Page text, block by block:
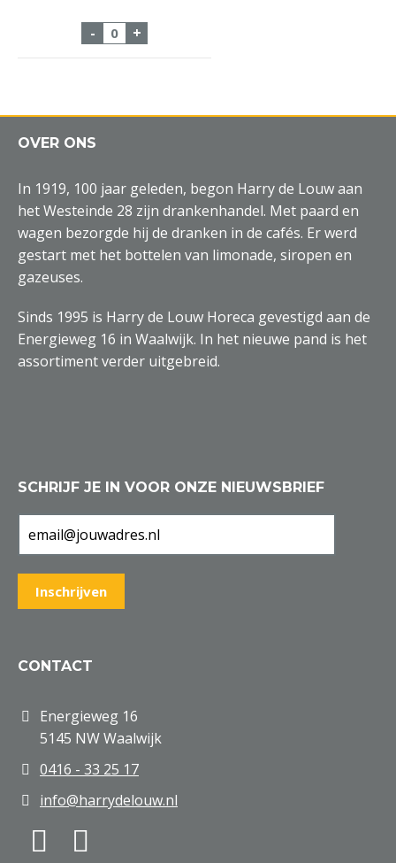
- Thee PW Finest Selection
+
OVER ONS
In 1919, 100 jaar geleden, begon Harry de Louw aan
het Westeinde 28 zijn drankenhandel. Met paard en
wagen bezorgde hij de dranken in de cafés. Er werd
gestart met het bottelen van limonade, siropen en
gazeuses.
Sinds 1995 is Harry de Louw Horeca gevestigd aan de
Energieweg 16 in Waalwijk. In het nieuwe pand is het
assortiment verder uitgebreid.
SCHRIJF JE IN VOOR ONZE NIEUWSBRIEF
CONTACT
Energieweg 16
5145 NW Waalwijk
0416 - 33 25 17
info@harrydelouw.nl